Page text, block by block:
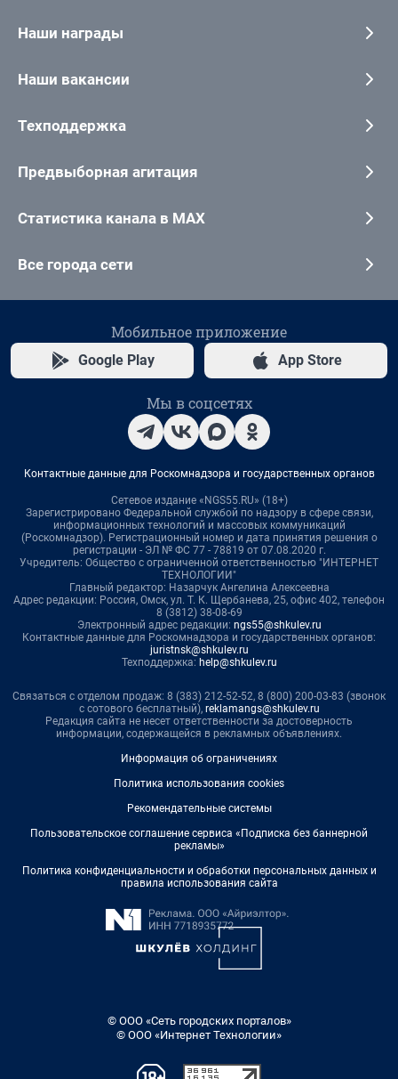
Наши награды
Наши вакансии
Техподдержка
Предвыборная агитация
Статистика канала в MAX
Все города сети
Мобильное приложение
Google Play App Store
Мы в соцсетях
Контактные данные для Роскомнадзора и государственных органов
Сетевое издание «NGS55.RU» (18+)
Зарегистрировано Федеральной службой по надзору в сфере связи,
информационных технологий и массовых коммуникаций
(Роскомнадзор). Регистрационный номер и дата принятия решения о
регистрации - ЭЛ № ФС 77 - 78819 от 07.08.2020 г.
Учредитель: Общество с ограниченной ответственностью "ИНТЕРНЕТ
ТЕХНОЛОГИИ"
Главный редактор: Назарчук Ангелина Алексеевна
Адрес редакции: Россия, Омск, ул. Т. К. Щербанева, 25, офис 402, телефон
8 (3812) 38-08-69
Электронный адрес редакции: ngs55@shkulev.ru
Контактные данные для Роскомнадзора и государственных органов:
juristnsk@shkulev.ru
Техподдержка: help@shkulev.ru
Связаться с отделом продаж: 8 (383) 212-52-52, 8 (800) 200-03-83 (звонок
с сотового бесплатный), reklamangs@shkulev.ru
Редакция сайта не несет ответственности за достоверность
информации, содержащейся в рекламных объявлениях.
Информация об ограничениях
Политика использования cookies
Рекомендательные системы
Пользовательское соглашение сервиса «Подписка без баннерной
рекламы»
Политика конфиденциальности и обработки персональных данных и
правила использования сайта
© ООО «Сеть городских порталов»
© ООО «Интернет Технологии»